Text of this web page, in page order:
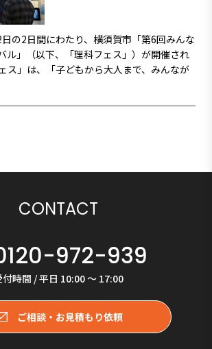
の2日間にわたり、横須賀市「第6回みんな
ル」（以下、「理科フェス」）が開催され
ス」は、「子どもから大人まで、みんなが
CONTACT
972-939
付時間 / 平日 10:00 〜 17:00
ご相談・お見積もり依頼